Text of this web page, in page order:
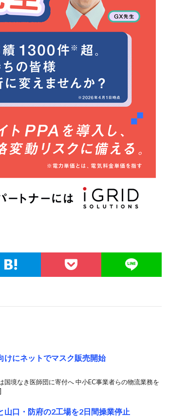
けにネットでマスク販売開始
境なき医師団に寄付へ 中小EC事業者らの物流業務を
口・防府の2工場を2日間操業停止